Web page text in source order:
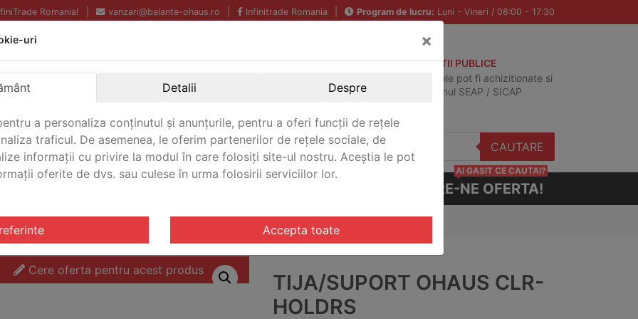
Romania! vanzari@balante-ohaus.ro Infinitrade Romania Program de lucru: Luni - Vineri / 08:00 - 17:30
Echipamente profesionale
pentru laborator.
Garantie Internationala.
ACHIZITII PUBLICE
Produsele pot fi achizitionate si
in sistemul SEAP / SICAP
CAUTARE
CERE-NE OFERTA!
AI GASIT CE CAUTAI?
/ Tija/Suport Ohaus CLR-HOLDRS
Cere oferta pentru acest produs
TIJA/SUPORT OHAUS CLR-
HOLDRS
uri ×
Detalii Despre
a personaliza conținutul și anunțurile, pentru a oferi funcții de rețele
traficul. De asemenea, le oferim partenerilor de rețele sociale, de
informații cu privire la modul în care folosiți site-ul nostru. Aceștia le pot
oferite de dvs. sau culese în urma folosirii serviciilor lor.
Accepta toate